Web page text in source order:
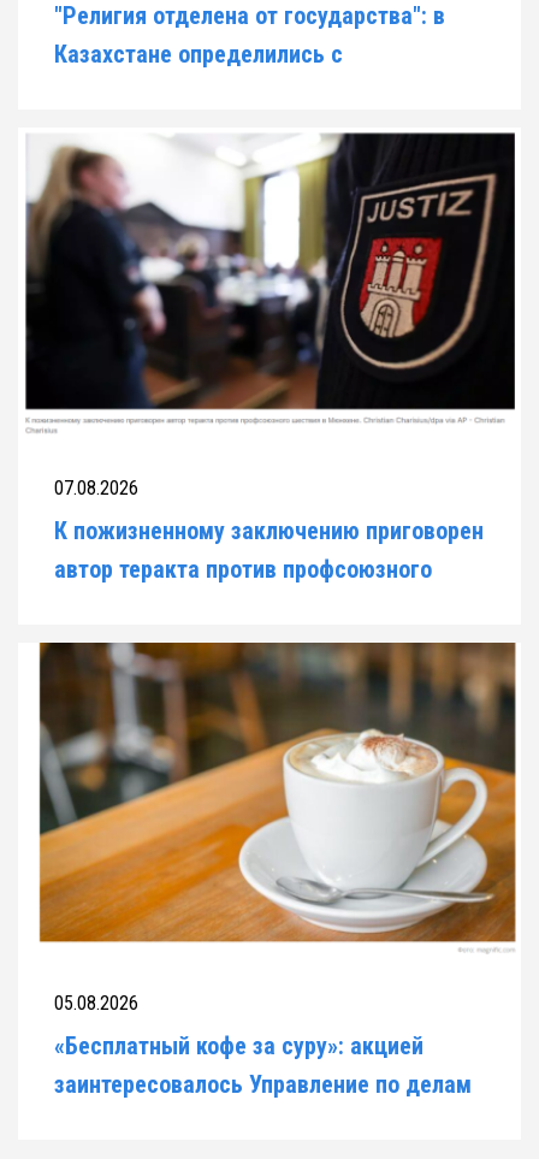
"Религия отделена от государства": в
Казахстане определились с
07.08.2026
К пожизненному заключению приговорен
автор теракта против профсоюзного
05.08.2026
«Бесплатный кофе за суру»: акцией
заинтересовалось Управление по делам